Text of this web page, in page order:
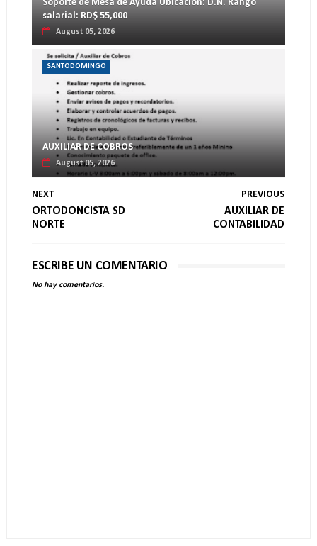
Soporte de Mesa de Ayuda Ubicación: D.N. Rango
salarial: RD$ 55,000
August 05, 2026
SANTODOMINGO
AUXILIAR DE COBROS
August 05, 2026
NEXT
ORTODONCISTA SD
NORTE
PREVIOUS
AUXILIAR DE
CONTABILIDAD
ESCRIBE UN COMENTARIO
No hay comentarios.